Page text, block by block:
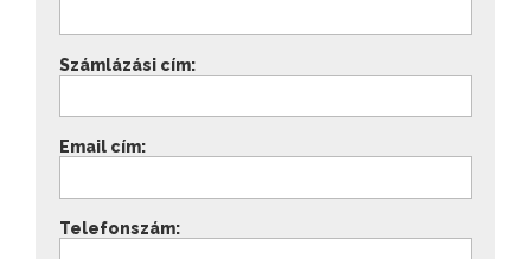
Számlázási cím:
Email cím:
Telefonszám: